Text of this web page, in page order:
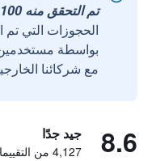
تم التحقق منه 100%
الحجوزات التي تم
مع شركائنا
8.6 جيد جدًا
4,127 من التقييمات تم التحقق منها